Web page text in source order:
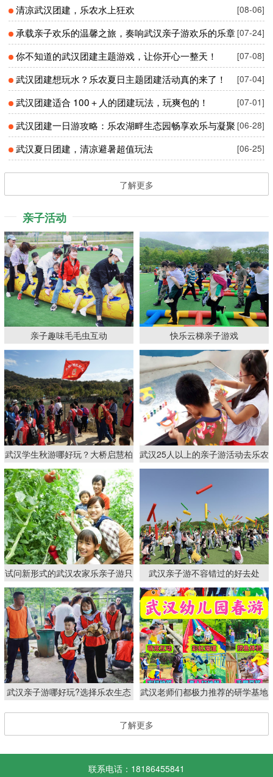
[08-06]
清凉武汉团建，乐农水上狂欢
[07-24]
承载亲子欢乐的温馨之旅，奏响武汉亲子游欢乐的乐章
[07-08]
你不知道的武汉团建主题游戏，让你开心一整天！
[07-04]
武汉团建想玩水？乐农夏日主题团建活动真的来了！
[07-01]
武汉团建适合 100＋人的团建玩法，玩爽包的！
[06-28]
武汉团建一日游攻略：乐农湖畔生态园畅享欢乐与凝聚
[06-25]
武汉夏日团建，清凉避暑超值玩法
了解更多
亲子活动
亲子趣味毛毛虫互动 快乐云梯亲子游戏
武汉学生秋游哪好玩？大桥启慧柏
木幼儿园300人农家乐亲…
武汉25人以上的亲子游活动去乐农
湖畔农家乐体验传统DIY…
试问新形式的武汉农家乐亲子游只
能采摘吗？乐农湖畔有不…
武汉亲子游不容错过的好去处
武汉亲子游哪好玩?选择乐农生态
武汉老师们都极力推荐的研学基地
了解更多
联系电话：18186455841